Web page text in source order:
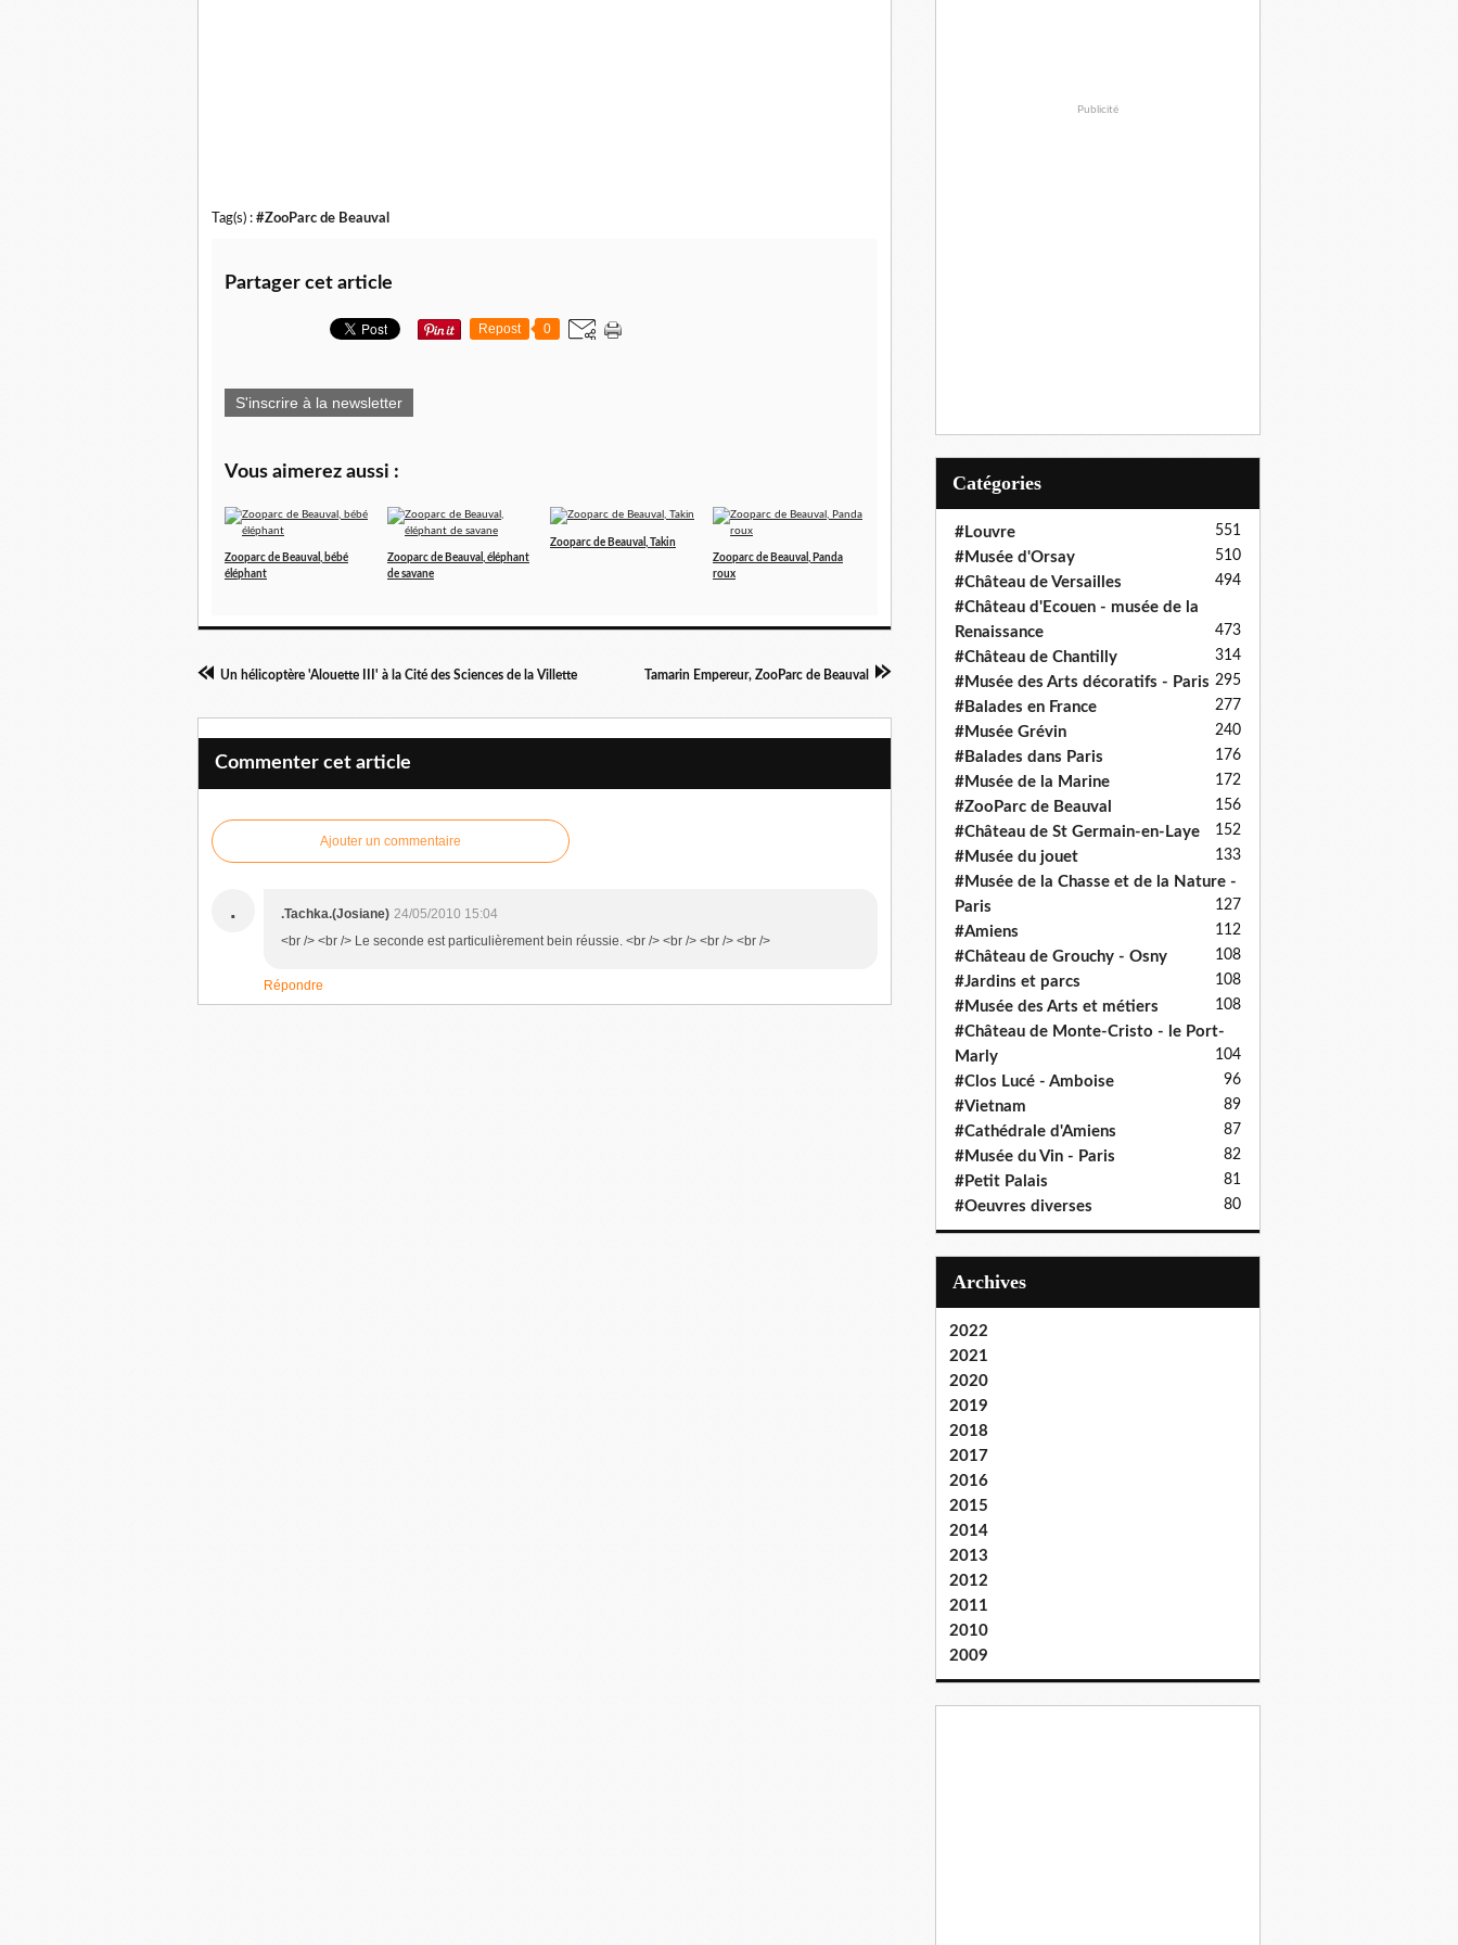
Tag(s) : #ZooParc de Beauval
Partager cet article
Repost 0
S'inscrire à la newsletter
Vous aimerez aussi :
Zooparc de Beauval, bébé
éléphant
Zooparc de Beauval, éléphant
de savane
Zooparc de Beauval, Takin
Zooparc de Beauval, Panda
roux
Un hélicoptère 'Alouette III' à la Cité des Sciences de la Villette Tamarin Empereur, ZooParc de Beauval
Commenter cet article
Ajouter un commentaire
. .Tachka.(Josiane) 24/05/2010 15:04
<br /> <br /> Le seconde est particulièrement bein réussie. <br /> <br /> <br /> <br />
Répondre
Publicité
Catégories
#Louvre 551
#Musée d'Orsay 510
#Château de Versailles 494
#Château d'Ecouen - musée de la
Renaissance
473
#Château de Chantilly 314
#Musée des Arts décoratifs - Paris 295
#Balades en France 277
#Musée Grévin 240
#Balades dans Paris 176
#Musée de la Marine 172
#ZooParc de Beauval 156
#Château de St Germain-en-Laye 152
#Musée du jouet 133
#Musée de la Chasse et de la Nature -
Paris
127
#Amiens 112
#Château de Grouchy - Osny 108
#Jardins et parcs 108
#Musée des Arts et métiers 108
#Château de Monte-Cristo - le Port-
Marly
104
#Clos Lucé - Amboise 96
#Vietnam 89
#Cathédrale d'Amiens 87
#Musée du Vin - Paris 82
#Petit Palais 81
#Oeuvres diverses 80
Archives
2022
2021
2020
2019
2018
2017
2016
2015
2014
2013
2012
2011
2010
2009